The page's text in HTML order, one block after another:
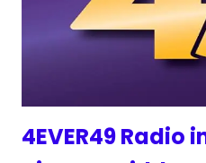
4EVER49 Radio